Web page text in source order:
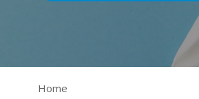
Home